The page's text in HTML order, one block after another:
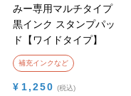
みー専用マルチタイプ
黒インク スタンプパッ
ド【ワイドタイプ】
補充インクなど
¥ 1,250 税込